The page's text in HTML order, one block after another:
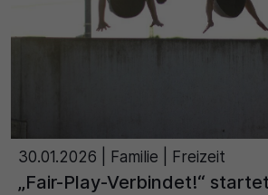
30.01.2026 | Familie | Freizeit
„Fair-Play-Verbindet!“
30 Minuten
vorübergehende Daten des Besuchs